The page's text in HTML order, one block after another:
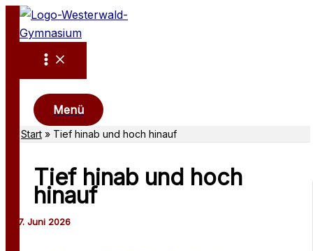
Zum
Inhalt
springen
Menü
Start Tief hinab und hoch hinauf
Tief hinab und hoch
hinauf